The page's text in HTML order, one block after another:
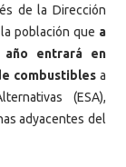
de la Dirección
población que a
entrará en
combustibles a
(ESA),
adyacentes del